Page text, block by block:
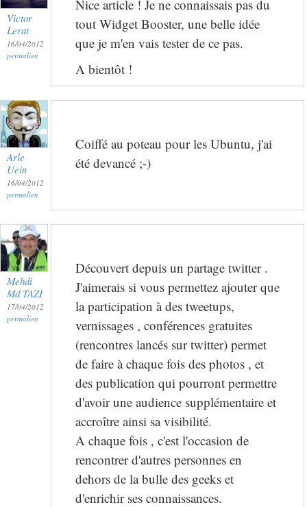
Victor
Lerat
16/04/2012
permalien
Nice article ! Je ne connaissais pas du
tout Widget Booster, une belle idée
que je m'en vais tester de ce pas.
A bientôt !
Arle
Uein
16/04/2012
permalien
Coiffé au poteau pour les Ubuntu, j'ai
été devancé ;-)
Mehdi
Md TAZI
17/04/2012
permalien
Découvert depuis un partage twitter .
J'aimerais si vous permettez ajouter que
la participation à des tweetups,
vernissages , conférences gratuites
(rencontres lancés sur twitter) permet
de faire à chaque fois des photos , et
des publication qui pourront permettre
d'avoir une audience supplémentaire et
accroître ainsi sa visibilité.
A chaque fois , c'est l'occasion de
rencontrer d'autres personnes en
dehors de la bulle des geeks et
d'enrichir ses connaissances.